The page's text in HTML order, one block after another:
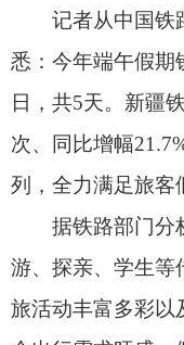
据铁路部门分析
游、探亲、学生等传
旅活动丰富多彩以及
众出行需求旺盛。假
中在乌鲁木齐与奎屯、
向流动，出疆客流集
都等热门方向。
新疆铁路部门将
利用既有车辆、线路